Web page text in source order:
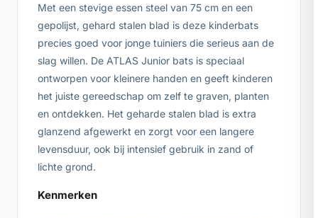
Met een stevige essen steel van 75 cm en een
gepolijst, gehard stalen blad is deze kinderbats
precies goed voor jonge tuiniers die serieus aan de
slag willen. De ATLAS Junior bats is speciaal
ontworpen voor kleinere handen en geeft kinderen
het juiste gereedschap om zelf te graven, planten
en ontdekken. Het geharde stalen blad is extra
glanzend afgewerkt en zorgt voor een langere
levensduur, ook bij intensief gebruik in zand of
lichte grond.
Kenmerken